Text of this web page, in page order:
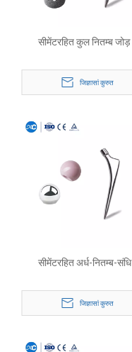
सीमेंटरहित कुल नितम्ब जोड़
जिज्ञासां कुरुत
सीमेंटरहित अर्ध-नितम्ब-संधि
जिज्ञासां कुरुत